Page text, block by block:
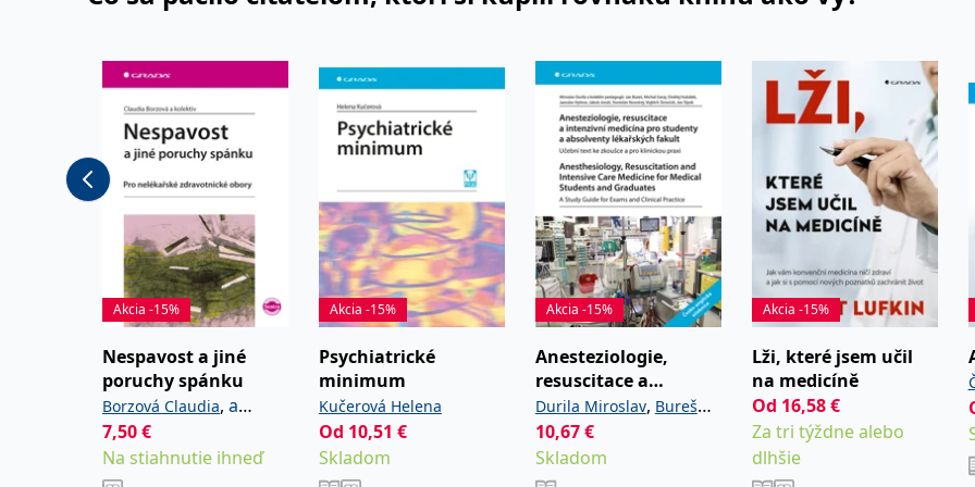
Akcia -15%
Nespavost a jiné
poruchy spánku
Borzová Claudia, a
kolektiv
7,50€
Na stiahnutie ihneď
Akcia -15%
Psychiatrické
minimum
Kučerová Helena
Od 10,51 €
Skladom
Akcia -15%
Anesteziologie,
resuscitace a
intenzivní medicína
pro studenty a
absolventy
lékařských fakult.
Durila Miroslav, Bureš
Jan,Garaj Michal
Hubálek Ondřej
10,67€
Skladom
Akcia -15%
Lži, které jsem učil
na medicíně
Lufkin Robert
Od 16,58€
Za tri týždne alebo
dlhšie